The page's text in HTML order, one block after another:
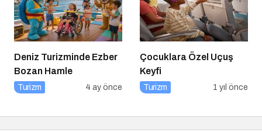
Deniz Turizminde Ezber
Bozan Hamle
Turizm 4 ay önce
Çocuklara Özel Uçuş
Keyfi
Turizm 1 yıl önce